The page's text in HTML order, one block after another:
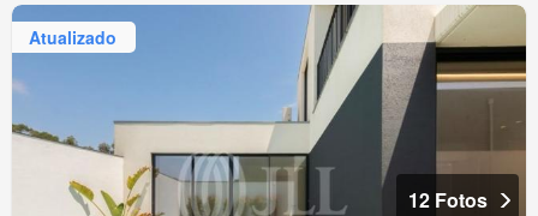
Atualizado
12 Fotos